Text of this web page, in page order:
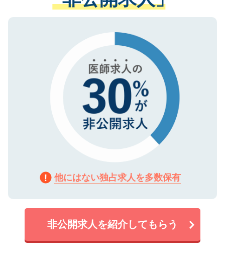
で、機密保持に関してもご安心ください。
ない方には、長期的なサポートが可能です
ので、まずはご登録ください。
他にはない独占求人を多数保有
非公開求人を紹介してもらう